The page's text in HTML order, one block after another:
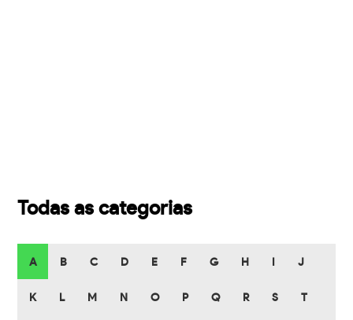
Todas as categorias
A B C D E F G H J
K L M N O P Q R S T